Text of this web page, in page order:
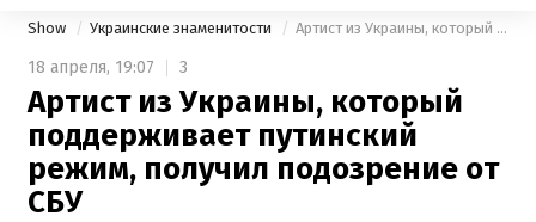
Show Украинские знаменитости Артист из Украины, который поддерживает путинский режим, получил подозрение от СБУ
18 апреля, 19:07 3
Артист из Украины, который
поддерживает путинский
режим, получил подозрение от
СБУ